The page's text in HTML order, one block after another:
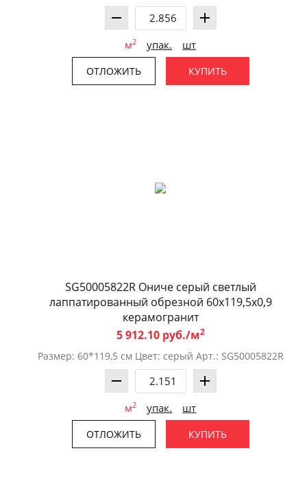
м2 упак. шт
ОТЛОЖИТЬ КУПИТЬ
SG50005822R Ониче серый светлый
лаппатированный обрезной 60x119,5x0,9
керамогранит
5 912.10 руб./м2
Размер: 60*119,5 см Цвет: серый Арт.: SG50005822R
м2 упак. шт
ОТЛОЖИТЬ КУПИТЬ